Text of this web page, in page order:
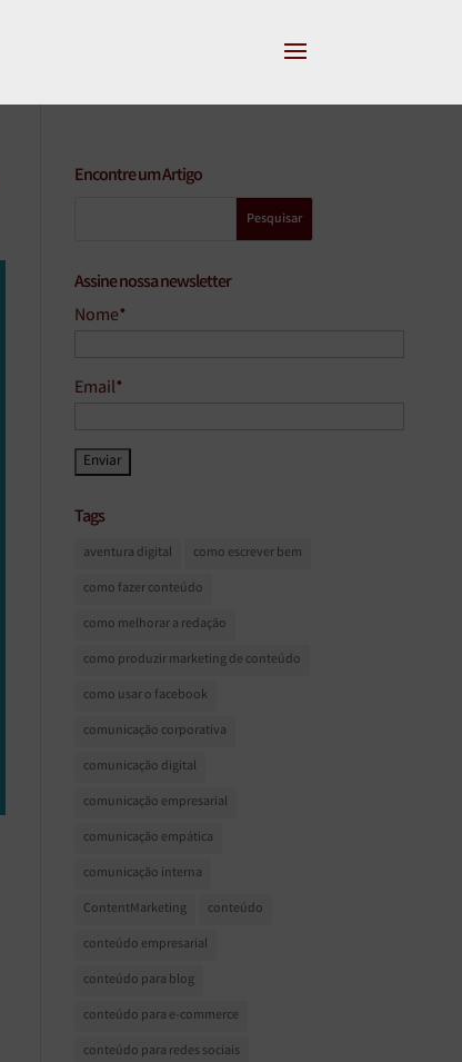
Encontre um Artigo
Assine nossa newsletter
Nome*
Email*
Tags
aventura digital
como escrever bem
como fazer conteúdo
como melhorar a redação
como produzir marketing de conteúdo
como usar o facebook
comunicação corporativa
comunicação digital
comunicação empresarial
comunicação empática
comunicação interna
ContentMarketing
conteúdo
conteúdo empresarial
conteúdo para blog
conteúdo para e-commerce
conteúdo para redes sociais